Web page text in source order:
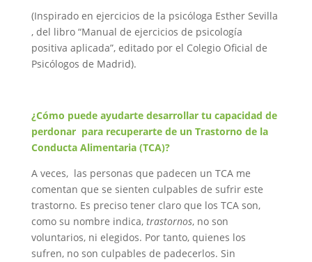
(Inspirado en ejercicios de la psicóloga Esther Sevilla
, del libro “Manual de ejercicios de psicología
positiva aplicada”, editado por el Colegio Oficial de
Psicólogos de Madrid).
¿Cómo puede ayudarte desarrollar tu capacidad de
perdonar para recuperarte de un Trastorno de la
Conducta Alimentaria (TCA)?
A veces, las personas que padecen un TCA me
comentan que se sienten culpables de sufrir este
trastorno. Es preciso tener claro que los TCA son,
como su nombre indica, trastornos, no son
voluntarios, ni elegidos. Por tanto, quienes los
sufren, no son culpables de padecerlos. Sin